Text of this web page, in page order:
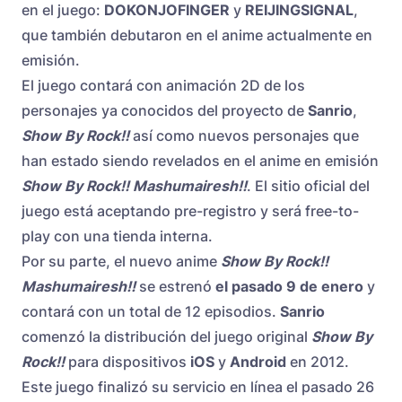
en el juego: DOKONJOFINGER y REIJINGSIGNAL,
que también debutaron en el anime actualmente en
emisión.
El juego contará con animación 2D de los
personajes ya conocidos del proyecto de Sanrio,
Show By Rock!!así como nuevos personajes que
han estado siendo revelados en el anime en emisión
Show By Rock!! Mashumairesh!!. El sitio oficial del
juego está aceptando pre-registro y será free-to-
play con una tienda interna.
Por su parte, el nuevo anime Show By Rock!!
Mashumairesh!!se estrenó el pasado 9 de enero y
contará con un total de 12 episodios. Sanrio
comenzó la distribución del juego original Show By
Rock!!para dispositivos iOS y Android en 2012.
Este juego finalizó su servicio en línea el pasado 26